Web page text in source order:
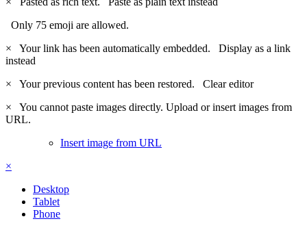
Only 75 emoji are allowed.
×
Your link has been automatically embedded. Display as a link
instead
×
Your previous content has been restored. Clear editor
×
You cannot paste images directly. Upload or insert images from
URL.
Insert image from URL
×
Desktop
Tablet
Phone